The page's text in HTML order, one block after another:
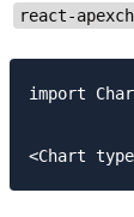
react-
import